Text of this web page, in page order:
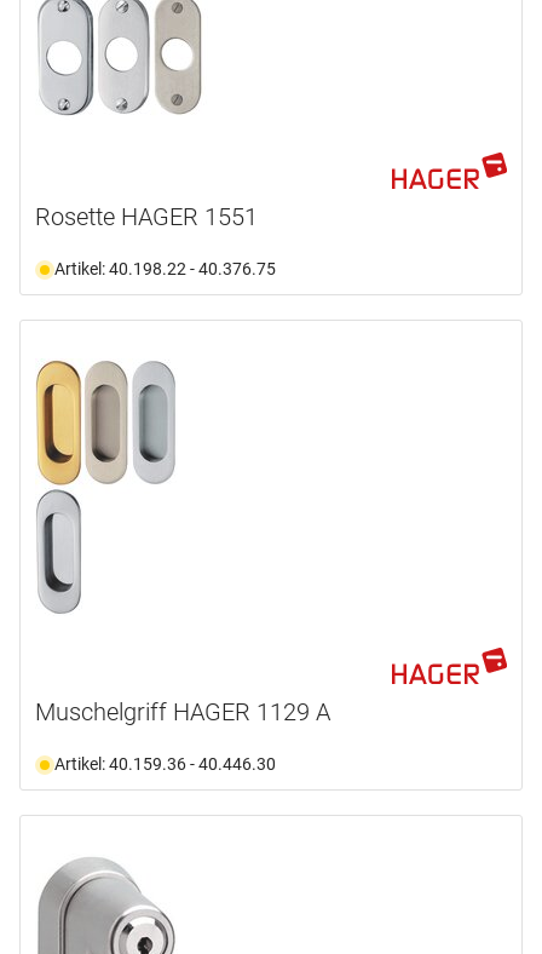
Rosette HAGER 1551
Artikel: 40.198.22 - 40.376.75
Muschelgriff HAGER 1129 A
Artikel: 40.159.36 - 40.446.30